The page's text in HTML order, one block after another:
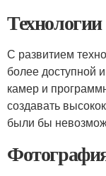
С развитием
более доступной
камер и
создавать
были бы